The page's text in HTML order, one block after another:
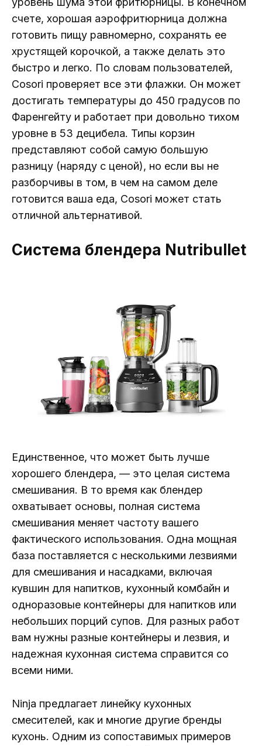
счете, хорошая аэрофритюрница должна
готовить пищу равномерно, сохранять ее
хрустящей корочкой, а также делать это
быстро и легко. По словам пользователей,
Cosori проверяет все эти флажки. Он может
достигать температуры до 450 градусов по
Фаренгейту и работает при довольно тихом
уровне в 53 децибела. Типы корзин
представляют собой самую большую
разницу (наряду с ценой), но если вы не
разборчивы в том, в чем на самом деле
готовится ваша еда, Cosori может стать
отличной альтернативой.
Система блендера Nutribullet
Единственное, что может быть лучше
хорошего блендера, — это целая система
смешивания. В то время как блендер
охватывает основы, полная система
смешивания меняет частоту вашего
фактического использования. Одна мощная
база поставляется с несколькими лезвиями
для смешивания и насадками, включая
кувшин для напитков, кухонный комбайн и
одноразовые контейнеры для напитков или
небольших порций супов. Для разных работ
вам нужны разные контейнеры и лезвия, и
надежная кухонная система справится со
всеми ними.
Ninja предлагает линейку кухонных
смесителей, как и многие другие бренды
кухонь. Одним из сопоставимых примеров